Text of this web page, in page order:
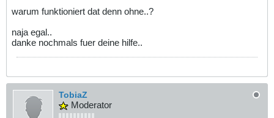
warum funktioniert dat denn ohne..?
naja egal..
danke nochmals fuer deine hilfe..
TobiaZ
Moderator